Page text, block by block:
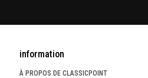
information
À PROPOS DE CLASSICPOINT